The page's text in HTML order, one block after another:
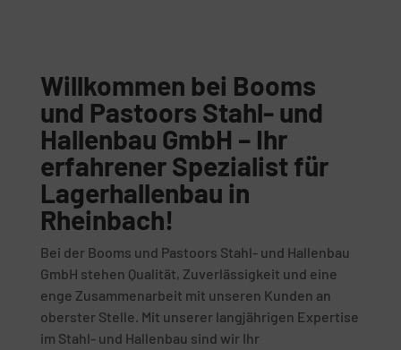
Willkommen bei Booms
und Pastoors Stahl- und
Hallenbau GmbH – Ihr
erfahrener Spezialist für
Lagerhallenbau in
Rheinbach!
Bei der Booms und Pastoors Stahl- und Hallenbau
GmbH stehen Qualität, Zuverlässigkeit und eine
enge Zusammenarbeit mit unseren Kunden an
oberster Stelle. Mit unserer langjährigen Expertise
im Stahl- und Hallenbau sind wir Ihr